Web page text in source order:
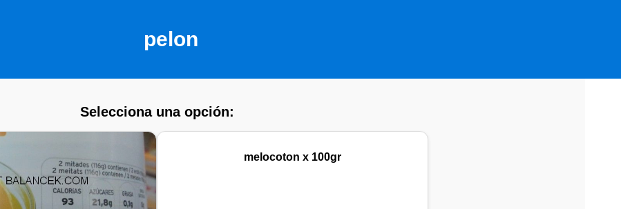
pelon
Selecciona una opción:
melocoton x 100gr